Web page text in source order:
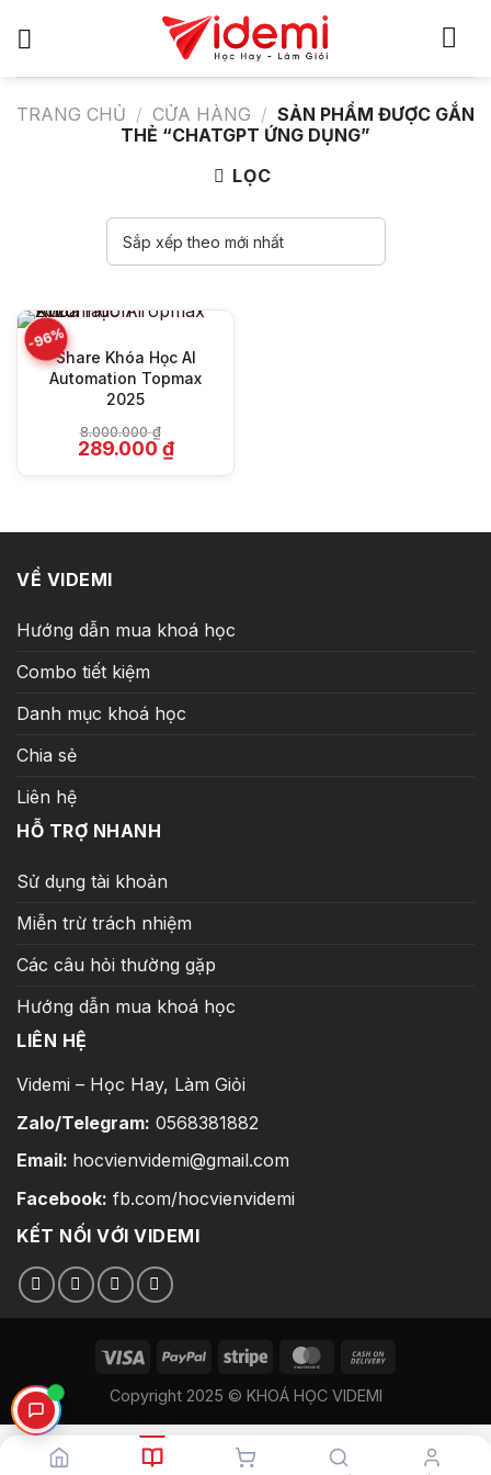
TRANG CHỦ / CỬA HÀNG / SẢN PHẨM ĐƯỢC GẮN
THẺ “CHATGPT ỨNG DỤNG”
LỌC
-96%
Share Khóa Học AI
Automation Topmax
2025
8.000.000₫
Giá
gốc
289.000 ₫Giá
hiện
VỀ VIDEMI
Hướng dẫn mua khoá học
Combo tiết kiệm
Danh mục khoá học
Chia sẻ
Liên hệ
HỖ TRỢ NHANH
Sử dụng tài khoản
Miễn trừ trách nhiệm
Các câu hỏi thường gặp
Hướng dẫn mua khoá học
LIÊN HỆ
Videmi – Học Hay, Làm Giỏi
Zalo/Telegram: 0568381882
Email: hocvienvidemi@gmail.com
Facebook: fb.com/hocvienvidemi
KẾT NỐI VỚI VIDEMI
Copyright 2025 © KHOÁ HỌC VIDEMI